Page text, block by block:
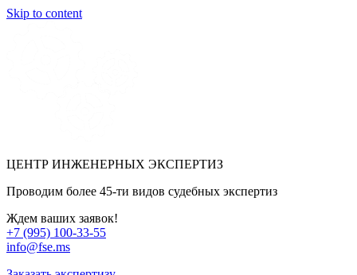
Skip to content
ЦЕНТР ИНЖЕНЕРНЫХ ЭКСПЕРТИЗ
Проводим более 45-ти видов судебных экспертиз
Ждем ваших заявок!
+7 (995) 100-33-55
info@fse.ms